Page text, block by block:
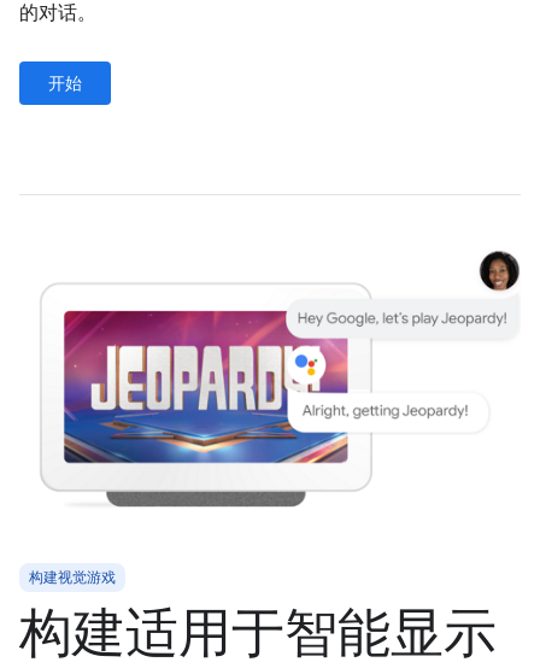
的对话。
开始
构建视觉游戏
构建适用于智能显示